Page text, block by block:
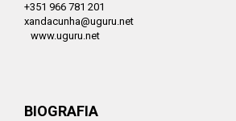
+351 966 781 201
xandacunha@uguru.net
www.uguru.net
BIOGRAFIA